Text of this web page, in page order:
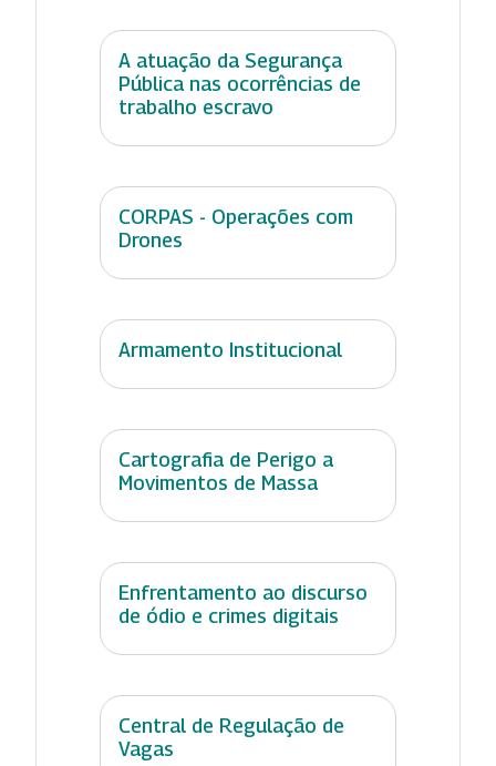
A atuação da Segurança
Pública nas ocorrências de
trabalho escravo
CORPAS - Operações com
Drones
Armamento Institucional
Cartografia de Perigo a
Movimentos de Massa
Enfrentamento ao discurso
de ódio e crimes digitais
Central de Regulação de
Vagas